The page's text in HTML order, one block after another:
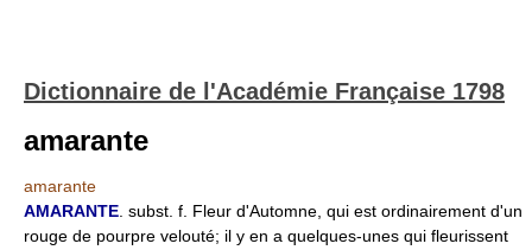
Dictionnaire de l'Académie Française 1798
amarante
amarante
AMARANTE . subst. f. Fleur d'Automne, qui est ordinairement d'un
rouge de pourpre velouté; il y en a quelques-unes qui fleurissent